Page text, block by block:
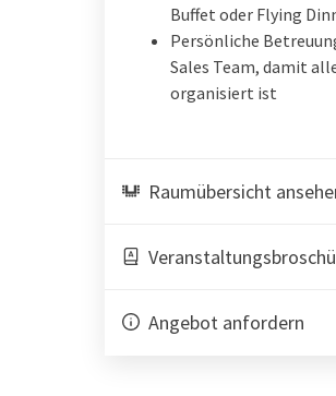
Buffet oder Flying
Persönliche
Sales Team, damit
organisiert ist
Raumübersicht
Angebot anfordern